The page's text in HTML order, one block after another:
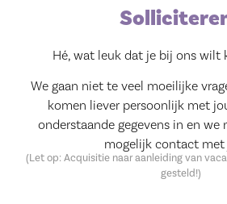
Hé, wat leuk dat je bij ons wilt
We gaan niet te veel moeilijke
komen liever persoonlijk met
onderstaande gegevens in en we
mogelijk contact met
(Let op: Acquisitie naar aanleiding van
gesteld!)